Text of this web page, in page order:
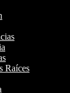
Raíces